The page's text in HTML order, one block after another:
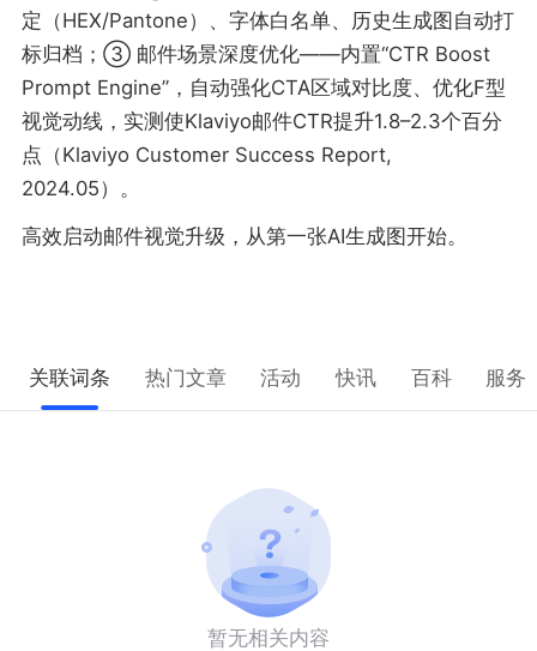
定（HEX/Pantone）、字体白名单、历史生成图自动打
标归档；③ 邮件场景深度优化——内置“CTR Boost
Prompt Engine”，自动强化CTA区域对比度、优化F型
视觉动线，实测使Klaviyo邮件CTR提升1.8–2.3个百分
点（Klaviyo Customer Success Report,
2024.05）。
高效启动邮件视觉升级，从第一张AI生成图开始。
关联词条 热门文章 活动 快讯 百科 服务
暂无相关内容